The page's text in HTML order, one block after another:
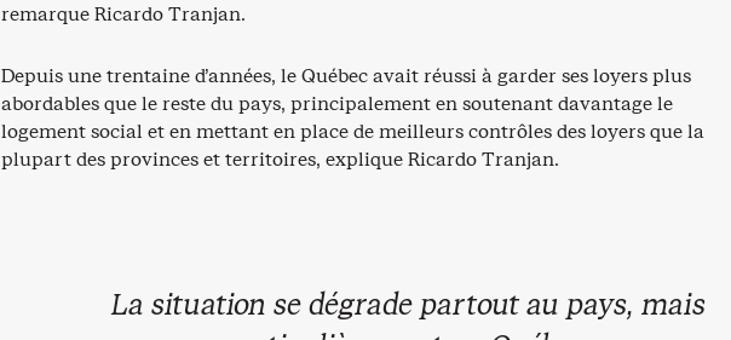
remarque Ricardo Tranjan.
Depuis une trentaine d’années, le Québec avait réussi à garder ses loyers plus
abordables que le reste du pays, principalement en soutenant davantage le
logement social et en mettant en place de meilleurs contrôles des loyers que la
plupart des provinces et territoires, explique Ricardo Tranjan.
La situation se dégrade partout au pays, mais